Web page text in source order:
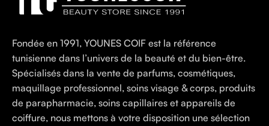
Fondée en 1991, YOUNES COIF est la référence
tunisienne dans l’univers de la beauté et du bien-être.
Spécialisés dans la vente de parfums, cosmétiques,
maquillage professionnel, soins visage & corps, produits
de parapharmacie, soins capillaires et appareils de
coiffure, nous mettons à votre disposition une sélection